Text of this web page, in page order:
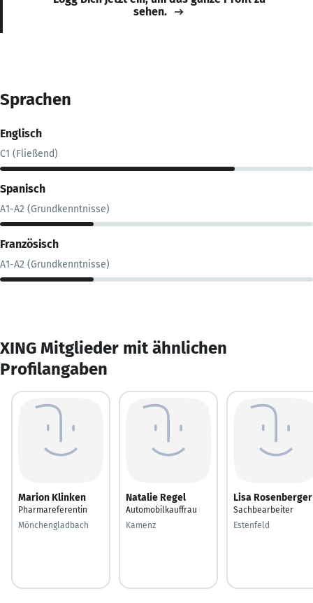
sehen.
Sprachen
Englisch
C1 (Fließend)
Spanisch
A1-A2 (Grundkenntnisse)
Französisch
A1-A2 (Grundkenntnisse)
XING Mitglieder mit ähnlichen
Profilangaben
Marion Klinken
Pharmareferentin
Mönchengladbach
Natalie Regel
Automobilkauffrau
Kamenz
Lisa Rosenberger
Sachbearbeiter
Estenfeld